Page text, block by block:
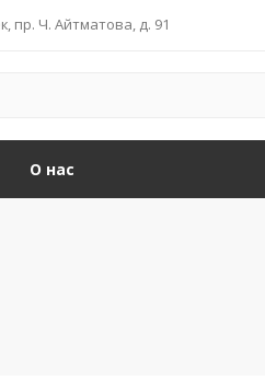
пр. Ч. Айтматова, д. 91
О нас